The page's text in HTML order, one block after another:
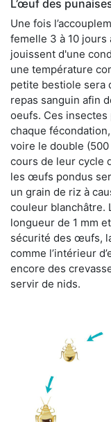
L’œuf des
Une fois
femelle 3 à 10 jours
jouissent d'une
une température
petite bestiole sera
repas sanguin afin
oeufs. Ces
chaque
voire le double
cours de leur cycle
les œufs pondus
un grain de riz à
couleur blanchâtre.
longueur de 1 mm
sécurité des œufs,
comme l’intérieur
encore des
servir de nids.